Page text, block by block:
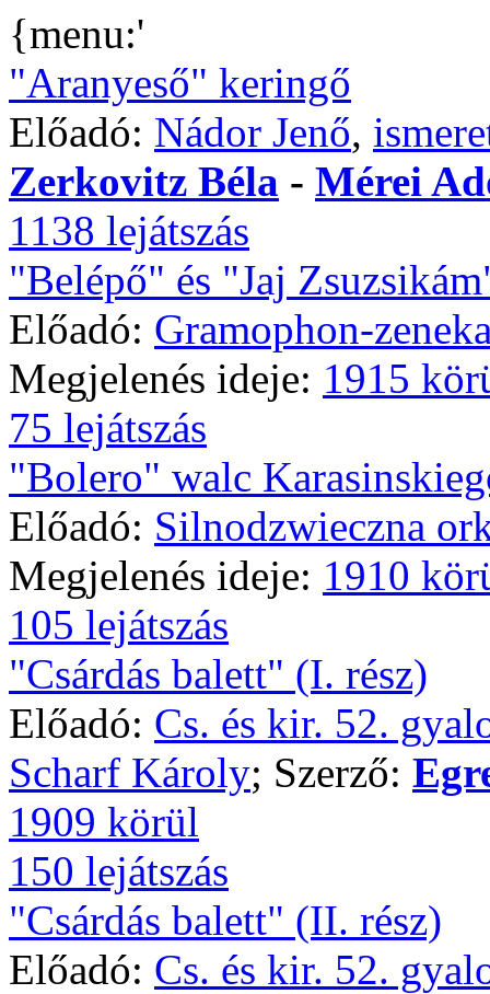
{menu:'
"Aranyeső" keringő
Előadó: Nádor Jenő,
Zerkovitz Béla - Mérei
1138 lejátszás
"Belépő" és "Jaj
Előadó: Gramophon-
Megjelenés ideje: 1915
75 lejátszás
"Bolero" walc
Előadó: Silnodzwieczna
Megjelenés ideje: 1910
105 lejátszás
"Csárdás balett" (I. rész)
Előadó: Cs. és kir. 52.
Scharf Károly; Szerző:
1909 körül
150 lejátszás
"Csárdás balett" (II. rész)
Előadó: Cs. és kir. 52.